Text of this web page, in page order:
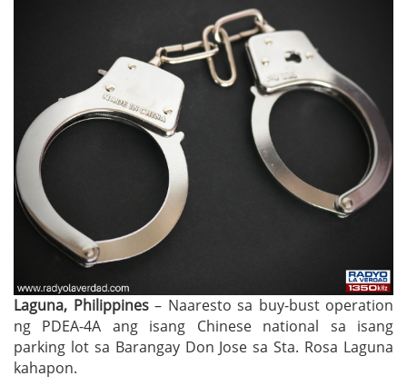
Laguna, Philippines– Naaresto sa buy-bust operation
ng PDEA-4A ang isang Chinese national sa isang
parking lot sa Barangay Don Jose sa Sta. Rosa Laguna
kahapon.